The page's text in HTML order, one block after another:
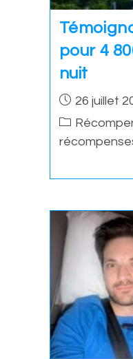
pour 4
nuit
Post26 juillet
Post